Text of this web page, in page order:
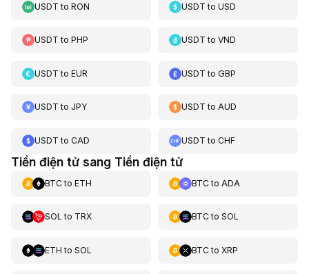
USDT to RON USDT toUSD
USDT to PHP USDT toVND
USDT to EUR USDT toGBP
USDT to JPY USDT toAUD
USDT to CAD USDT toCHF
Tiền điện tử sang Tiền điện tử
BTCto ETH BTCto ADA
SOL to TRX BTCto SOL
ETH to SOL BTCto XRP